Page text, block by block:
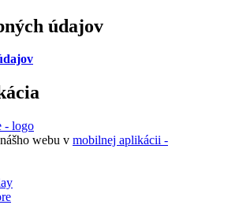
údajov
webu v mobilnej aplikácii -